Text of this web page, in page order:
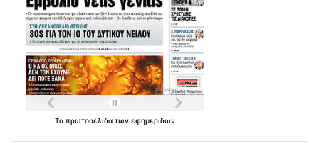
Τα πρωτοσέλιδα των εφημερίδων